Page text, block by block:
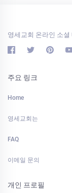
영세교회 온라인 소
주요 링크
Home
영세교회는
FAQ
이메일 문의
개인 프로필